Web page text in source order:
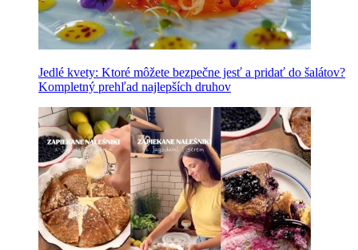
Jedlé kvety: Ktoré môžete bezpečne jesť a pridať do šalátov?
Kompletný prehľad najlepších druhov